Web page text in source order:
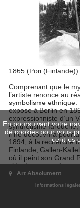
1865 (Pori
Comprenant que le
l’artiste renonce au
symbolisme ethnique.
expose à Berlin en
expressionniste d’un
synthétisme farouche,
il ne découvrira
1894, à la recherche
Finlande, Gallen-
où il peint son Grand
vide de toute
2020 par le musée
en Espagne en
Keitele pour se
Art Absolument
Informations
En poursuivant votre
de cookies pour vous
centres